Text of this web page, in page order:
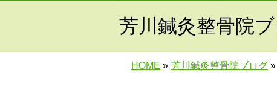
芳川鍼灸整骨院
HOME » 芳川鍼灸整骨院ブログ »